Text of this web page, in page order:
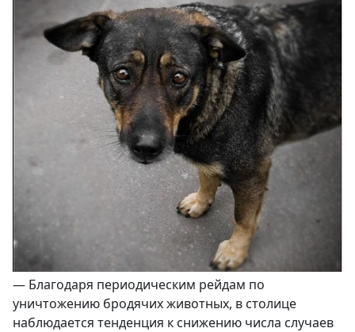
— Благодаря периодическим рейдам по
уничтожению бродячих животных, в столице
наблюдается тенденция к снижению числа случаев